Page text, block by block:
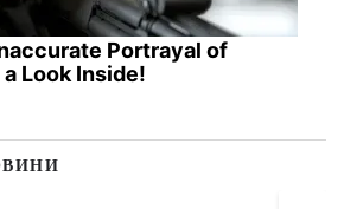
Portrayal of
Look Inside!